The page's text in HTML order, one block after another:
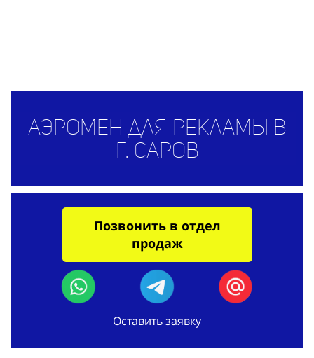
Аэромен для рекламы в
г. Саров
Позвонить в отдел
продаж
Оставить заявку